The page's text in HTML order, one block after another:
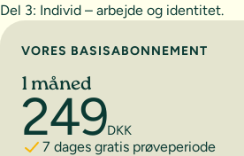
Del 3: Individ – arbejde og identitet.
Vælg abonnement
VORES BASISABONNEMENT
1 måned
249DKK
7 dages gratis prøveperiode